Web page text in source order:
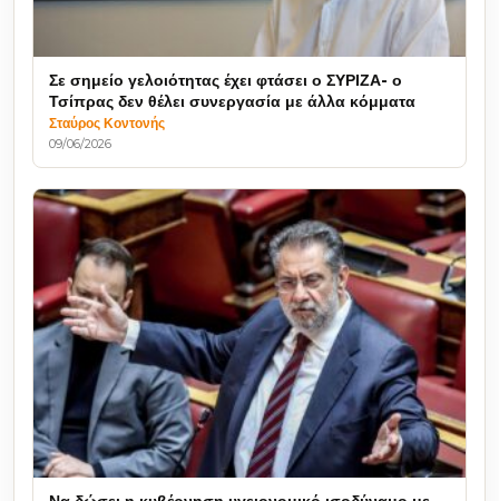
Σε σημείο γελοιότητας έχει φτάσει ο ΣΥΡΙΖΑ- ο
Τσίπρας δεν θέλει συνεργασία με άλλα κόμματα
Σταύρος Κοντονής
09/06/2026